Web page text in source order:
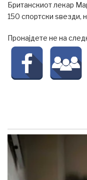
Британскиот лекар
150 спортски ѕвезди,
Пронајдете не на